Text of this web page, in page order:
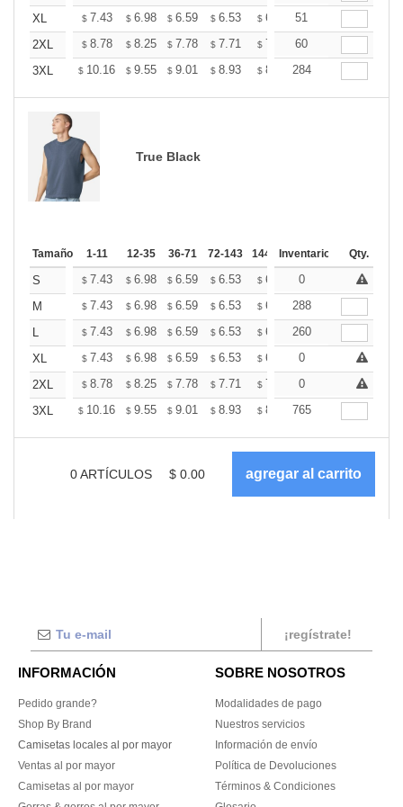
XL
$ 7.43 $ 6.98 $ 6.59 $ 6.53 $ 6.42
51
2XL
$ 8.78 $ 8.25 $ 7.78 $ 7.71 $ 7.58 $
60
3XL
$ 10.16 $ 9.55 $ 9.01 $ 8.93 $ 8.78 $
284
True Black
Tamaño 1-11 12-35 36-71 72-143 144-287 288 + Más
Inventario Qty.
S $ 7.43 $ 6.98 $ 6.59 $ 6.53 $ 6.42 $ +
0
M
$ 7.43 $ 6.98 $ 6.59 $ 6.53 $ 6.42 $
288
L
$ 7.43 $ 6.98 $ 6.59 $ 6.53 $ 6.42 $
260
XL
$ 7.43 $ 6.98 $ 6.59 $ 6.53 $ 6.42 $ +
0
2XL
$ 8.78 $ 8.25 $ 7.78 $ 7.71 $ 7.58 $ +
0
3XL
$ 10.16 $ 9.55 $ 9.01 $ 8.93 $ 8.78 $
765
0ARTÍCULOS $ 0.00
¡regístrate!
INFORMACIÓN
Pedido grande?
Shop By Brand
Camisetas locales al por mayor
Ventas al por mayor
Camisetas al por mayor
SOBRE NOSOTROS
Modalidades de pago
Nuestros servicios
Información de envío
Política de Devoluciones
Términos & Condiciones